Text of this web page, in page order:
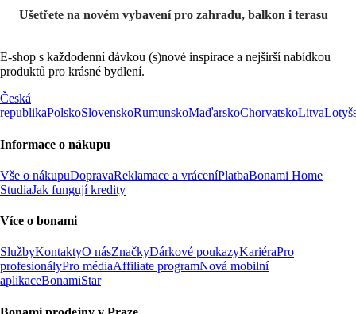
Ušetřete na novém vybavení pro zahradu, balkon i terasu
E-shop s každodenní dávkou (s)nové inspirace a nejširší nabídkou
produktů pro krásné bydlení.
Česká
republikaPolskoSlovenskoRumunskoMaďarskoChorvatskoLitva
Informace o nákupu
Vše o nákupuDopravaReklamace a vráceníPlatbaBonami Home
StudiaJak fungují kredity
Více o bonami
SlužbyKontaktyO násZnačkyDárkové poukazyKariéraPro
profesionályPro médiaAffiliate programNová mobilní
aplikaceBonamiStar